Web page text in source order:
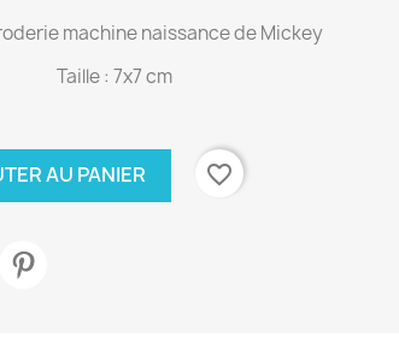
machine naissance de Mickey
Taille : 7x7 cm
AU PANIER favorite_border